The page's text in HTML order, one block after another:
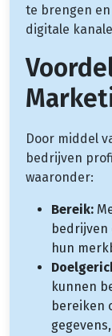
te brengen
digitale
Door middel
bedrijven
waaronder:
Bereik:
bedrijven
hun
kunnen
bereiken